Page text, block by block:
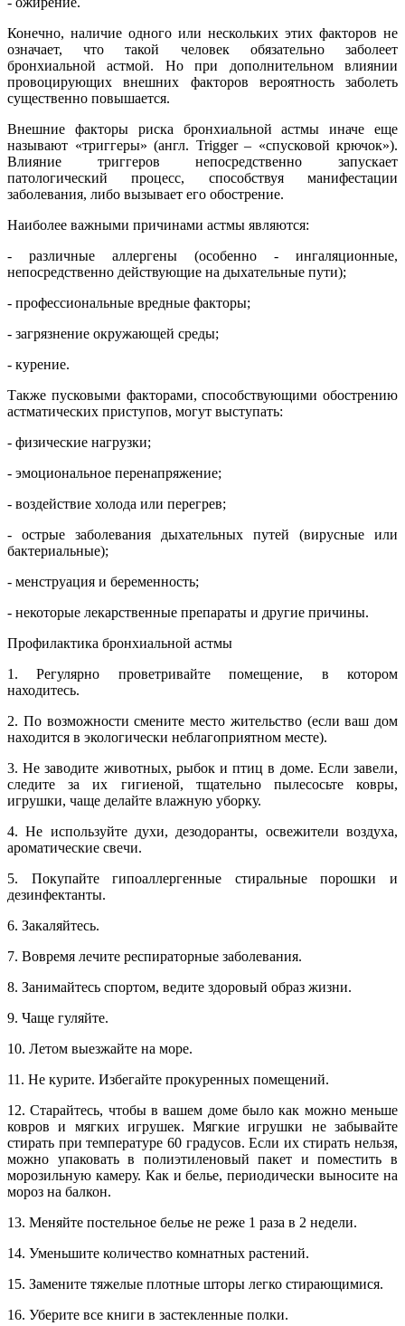
Конечно, наличие одного или нескольких этих факторов не
означает, что такой человек обязательно заболеет
бронхиальной астмой. Но при дополнительном влиянии
провоцирующих внешних факторов вероятность заболеть
существенно повышается.
Внешние факторы риска бронхиальной астмы иначе еще
называют «триггеры» (англ. Trigger – «спусковой крючок»).
Влияние триггеров непосредственно запускает
патологический процесс, способствуя манифестации
заболевания, либо вызывает его обострение.
Наиболее важными причинами астмы являются:
- различные аллергены (особенно - ингаляционные,
непосредственно действующие на дыхательные пути);
- профессиональные вредные факторы;
- загрязнение окружающей среды;
- курение.
Также пусковыми факторами, способствующими обострению
астматических приступов, могут выступать:
- физические нагрузки;
- эмоциональное перенапряжение;
- воздействие холода или перегрев;
- острые заболевания дыхательных путей (вирусные или
бактериальные);
- менструация и беременность;
- некоторые лекарственные препараты и другие причины.
Профилактика бронхиальной астмы
1. Регулярно проветривайте помещение, в котором
находитесь.
2. По возможности смените место жительство (если ваш дом
находится в экологически неблагоприятном месте).
3. Не заводите животных, рыбок и птиц в доме. Если завели,
следите за их гигиеной, тщательно пылесосьте ковры,
игрушки, чаще делайте влажную уборку.
4. Не используйте духи, дезодоранты, освежители воздуха,
ароматические свечи.
5. Покупайте гипоаллергенные стиральные порошки и
дезинфектанты.
6. Закаляйтесь.
7. Вовремя лечите респираторные заболевания.
8. Занимайтесь спортом, ведите здоровый образ жизни.
9. Чаще гуляйте.
10. Летом выезжайте на море.
11. Не курите. Избегайте прокуренных помещений.
12. Старайтесь, чтобы в вашем доме было как можно меньше
ковров и мягких игрушек. Мягкие игрушки не забывайте
стирать при температуре 60 градусов. Если их стирать нельзя,
можно упаковать в полиэтиленовый пакет и поместить в
морозильную камеру. Как и белье, периодически выносите на
мороз на балкон.
13. Меняйте постельное белье не реже 1 раза в 2 недели.
14. Уменьшите количество комнатных растений.
15. Замените тяжелые плотные шторы легко стирающимися.
16. Уберите все книги в застекленные полки.